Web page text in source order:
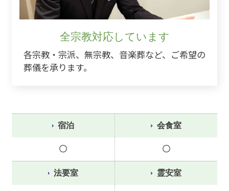
全宗教対応しています
各宗教・宗派、無宗教、音楽葬など、ご希望の
葬儀を承ります。
宿泊
〇
会食室
〇
法要室 霊安室